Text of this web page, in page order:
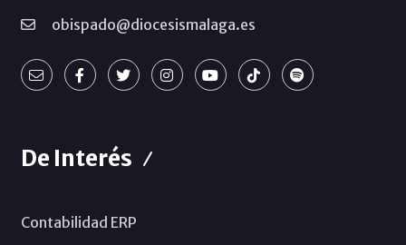
obispado@diocesismalaga.es
De Interés
Contabilidad ERP